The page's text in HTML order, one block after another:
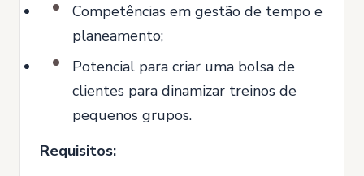
Competências em gestão de tempo e
planeamento;
Potencial para criar uma bolsa de
clientes para dinamizar treinos de
pequenos grupos.
Requisitos: